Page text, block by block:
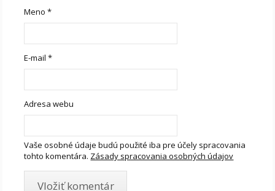
Meno*
E-mail*
Adresa webu
Vaše osobné údaje budú použité iba pre účely spracovania
tohto komentára. Zásady spracovania osobných údajov